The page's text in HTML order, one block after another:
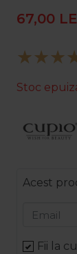
67,00
Stoc
Acest
Email
Fii la